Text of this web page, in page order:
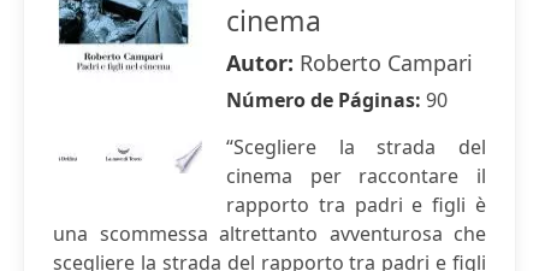
cinema
Autor: Roberto Campari
Número de Páginas: 90
“Scegliere la strada del
cinema per raccontare il
rapporto tra padri e figli è
una scommessa altrettanto avventurosa che
scegliere la strada del rapporto tra padri e figli